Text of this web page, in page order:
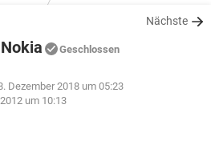
TIKTOK
STREAMING
TIKTOK
STREAMING
INSTAGRAM
STREAMING
Nächste
Geschlossen
Dezember 2018 um 05:23
um 10:13